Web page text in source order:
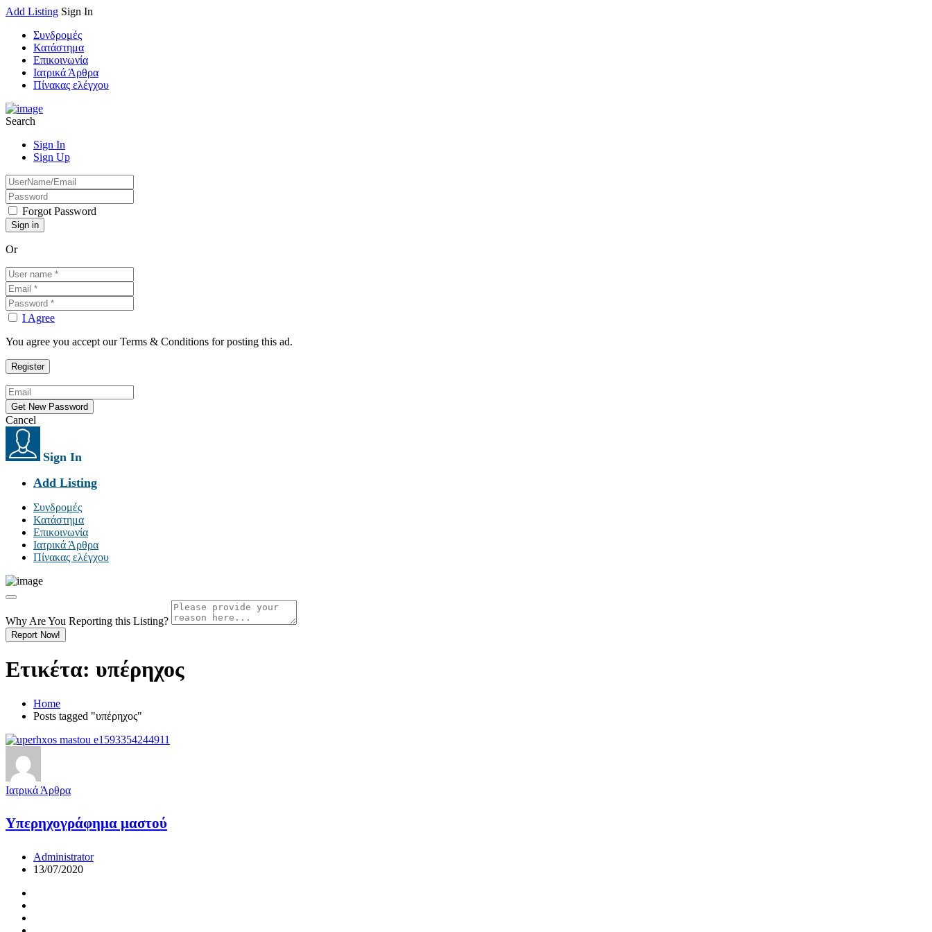
Add Listing Sign In
Συνδρομές
Κατάστημα
Επικοινωνία
Ιατρικά Άρθρα
Πίνακας ελέγχου
Search
Sign In
Sign Up
Forgot Password
Or
I Agree
You agree you accept our Terms & Conditions for posting this ad.
Cancel
Sign In
Add Listing
Συνδρομές
Κατάστημα
Επικοινωνία
Ιατρικά Άρθρα
Πίνακας ελέγχου
Why Are You Reporting this Listing?
Report Now!
Ετικέτα: υπέρηχος
Home
Posts tagged "υπέρηχος"
Ιατρικά Άρθρα
Υπερηχογράφημα μαστού
Administrator
13/07/2020